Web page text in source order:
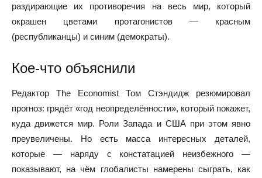
раздирающие их противоречия на весь мир, который
окрашен цветами протагонистов — красным
(республиканцы) и синим (демократы).
Кое-что объяснили
Редактор The Economist Том Стэндидж резюмировал
прогноз: грядёт «год неопределённости», который покажет,
куда движется мир. Роли Запада и США при этом явно
преувеличены. Но есть масса интересных деталей,
которые — наряду с констатацией неизбежного —
показывают, на чём глобалисты намерены сыграть, как